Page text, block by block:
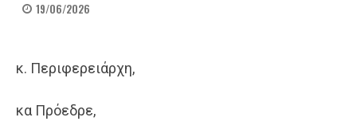
19/06/2026
κ. Περιφερειάρχη,
κα Πρόεδρε,